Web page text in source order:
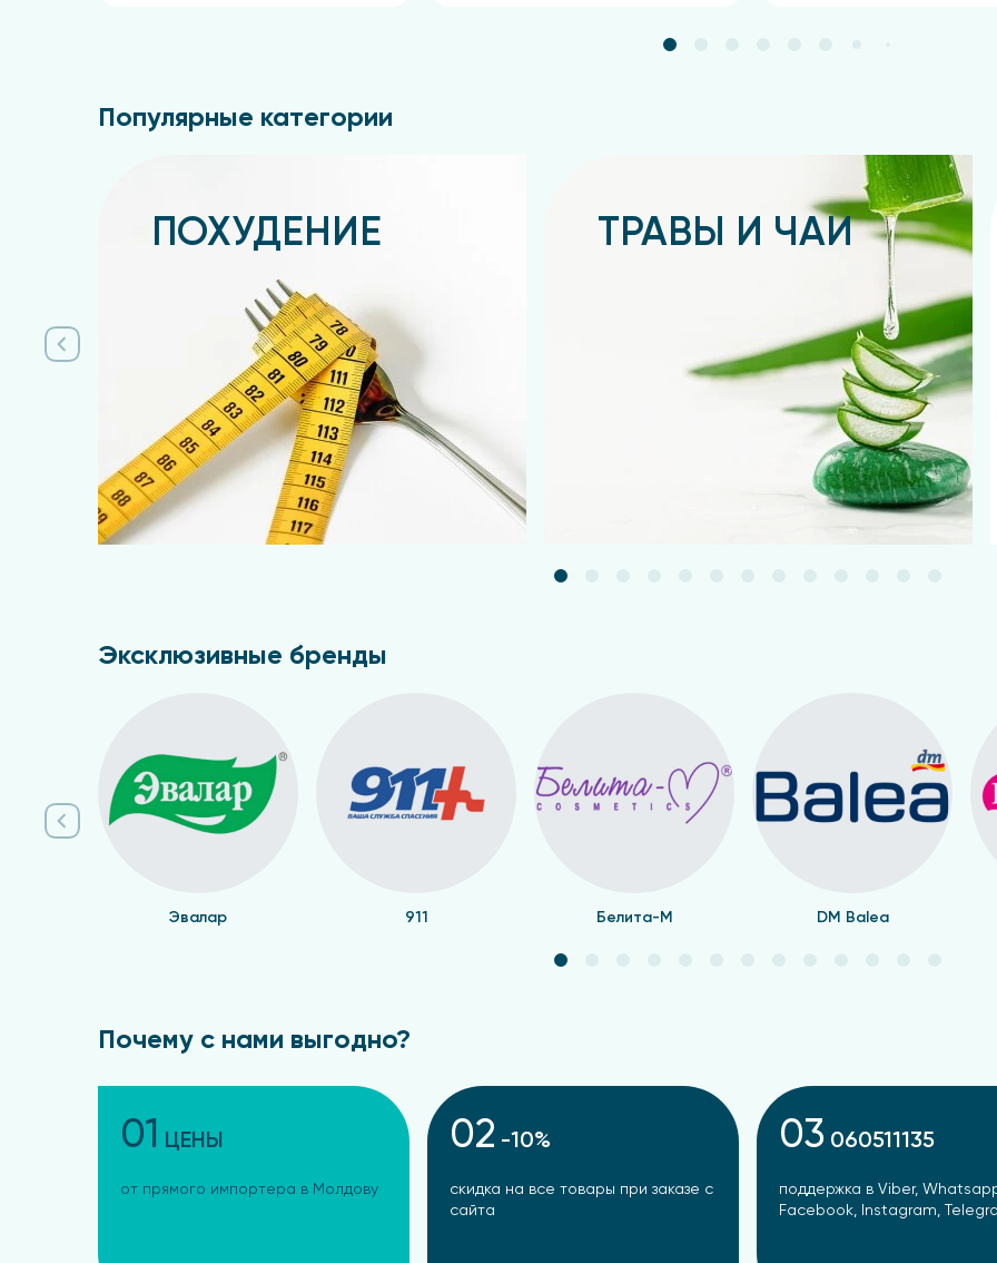
Популярные категории
ПОХУДЕНИЕ ТРАВЫ И ЧАИ
Эксклюзивные бренды
Эвалар 911 Белита-М DM Balea
Почему с нами выгодно?
01 ЦЕНЫ
от прямого импортера в Молдову
02 -10%
скидка на все товары при заказе с
сайта
03 060511135
поддержка в Viber,
Facebook, Instagram,